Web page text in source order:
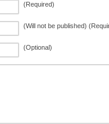
(Required)
(Will not be published)
(Optional)